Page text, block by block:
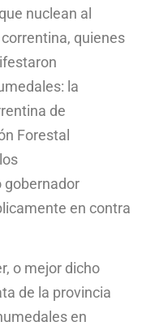
nuclean al
quienes
la
de
Forestal
gobernador
en contra
o mejor dicho
de la provincia
en